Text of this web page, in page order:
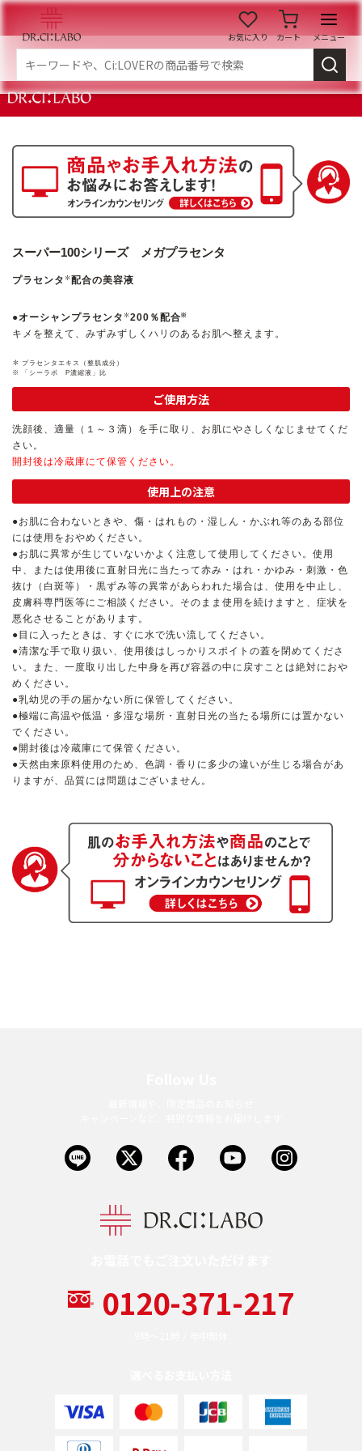
お気に入り カート メニュー
新規会員登録
スキンケア
商品カテゴリーから探す
メイク落とし
商品カテゴリーから探す TOP
プロダクトラインから探す
VC100ライン
エンリッチリフトライン
エンリッチメディカリフトライン
センシティブライン
モイスチャーライン
ブライトニングライン
プロダクトライン TOP
お悩みから探す
乾燥
シワ 毛穴・キメ
日焼け
ランキング商品
キャンペーン情報
クーポン＆ポイント
スーパー100シリーズ メガプラセンタ
プラセンタ ＊配合の美容液
●オーシャンプラセンタ ＊200％配合※
キメを整えて、みずみずしくハリのあるお肌へ整えます。
＊ プラセンタエキス（整肌成分）
※ 「シーラボ P濃縮液」比
ご使用方法
洗顔後、適量（１～３滴）を手に取り、お肌にやさしくなじませてくだ
さい。
開封後は冷蔵庫にて保管ください。
使用上の注意
●お肌に合わないときや、傷・はれもの・湿しん・かぶれ等のある部位
には使用をおやめください。
●お肌に異常が生じていないかよく注意して使用してください。使用
中、または使用後に直射日光に当たって赤み・はれ・かゆみ・刺激・色
抜け（白斑等）・黒ずみ等の異常があらわれた場合は、使用を中止し、
皮膚科専門医等にご相談ください。そのまま使用を続けますと、症状を
悪化させることがあります。
●目に入ったときは、すぐに水で洗い流してください。
●清潔な手で取り扱い、使用後はしっかりスポイトの蓋を閉めてくださ
い。また、一度取り出した中身を再び容器の中に戻すことは絶対におや
めください。
●乳幼児の手の届かない所に保管してください。
●極端に高温や低温・多湿な場所・直射日光の当たる場所には置かない
でください。
●開封後は冷蔵庫にて保管ください。
●天然由来原料使用のため、色調・香りに多少の違いが生じる場合があ
りますが、品質には問題はございません。
0120-371-217